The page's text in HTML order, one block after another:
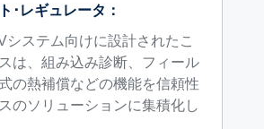
･レギュレータ：
システム向けに設計されたこ
は、組み込み診断、フィール
の熱補償などの機能を信頼性
のソリューションに集積化し